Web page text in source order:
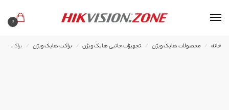
0
خانه / محصولات هایک ویژن / تجهیزات جانبی هایک ویژن / براکت هایک ویژن / براکت هایک ویژن DS-1693ZJ